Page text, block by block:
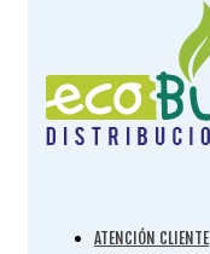
ATENCIÓN CLIENTE